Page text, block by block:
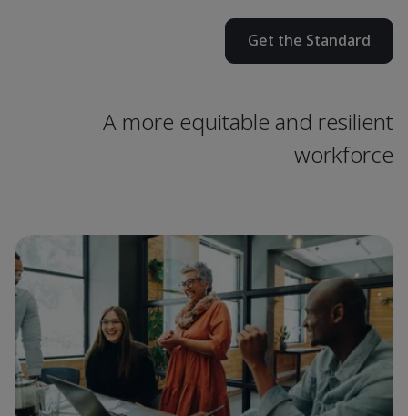
Get the Standard
A more equitable and resilient
workforce